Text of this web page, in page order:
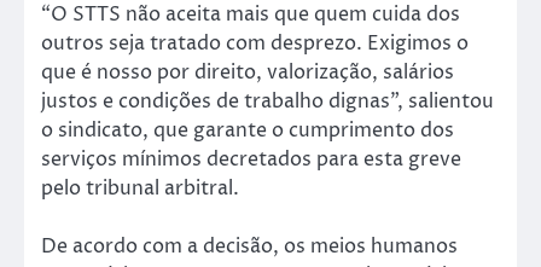
“O STTS não aceita mais que quem cuida dos
outros seja tratado com desprezo. Exigimos o
que é nosso por direito, valorização, salários
justos e condições de trabalho dignas”, salientou
o sindicato, que garante o cumprimento dos
serviços mínimos decretados para esta greve
pelo tribunal arbitral.
De acordo com a decisão, os meios humanos